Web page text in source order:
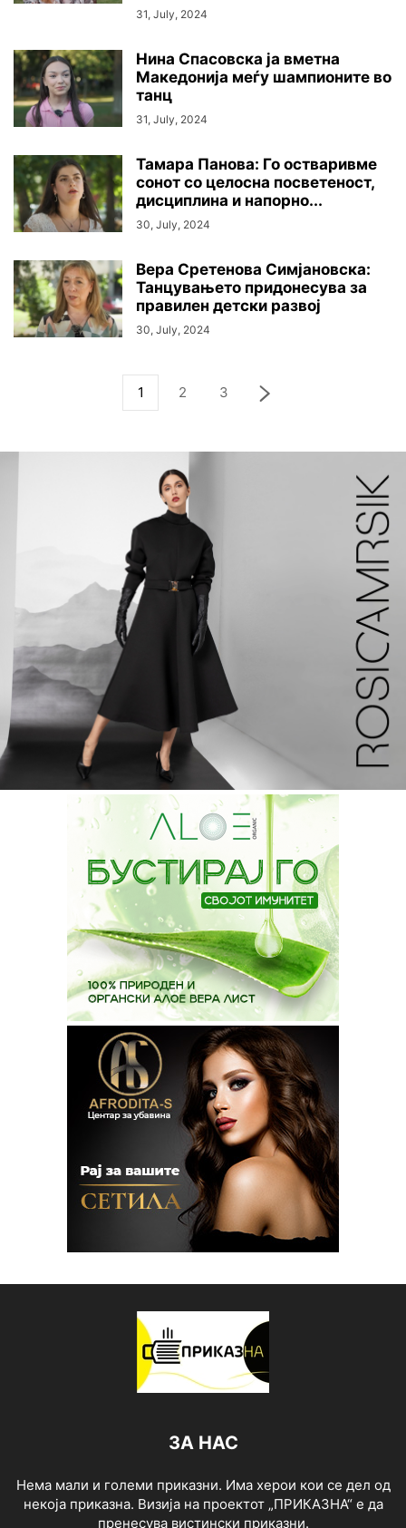
31, July, 2024
Нина Спасовска ја вметна
Македонија меѓу шампионите во
танц
31, July, 2024
Тамара Панова: Го остваривме
сонот со целосна посветеност,
дисциплина и напорно...
30, July, 2024
Вера Сретенова Симјановска:
Танцувањето придонесува за
правилен детски развој
30, July, 2024
1 2 3
ЗА НАС
Нема мали и големи приказни. Има херои кои се дел од
некоја приказна. Визија на проектот „ПРИКАЗНА“ е да
пренесува вистински приказни.